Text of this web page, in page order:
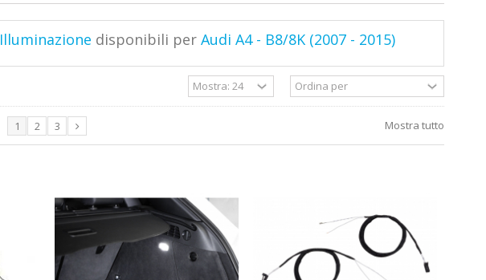
Illuminazione disponibili per Audi A4 - B8/8K (2007 - 2015)
Mostra tutto
1 2 3